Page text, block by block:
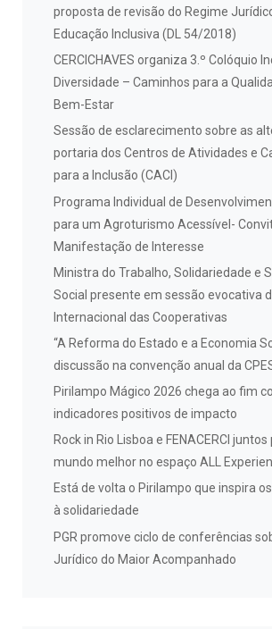
proposta de revisão do Regime
Educação Inclusiva (DL 54/2018)
CERCICHAVES organiza 3.º Colóquio
Diversidade – Caminhos para a
Bem-Estar
Sessão de esclarecimento sobre as
portaria dos Centros de Atividades e
para a Inclusão (CACI)
Programa Individual de
para um Agroturismo Acessível-
Manifestação de Interesse
Ministra do Trabalho, Solidariedade e
Social presente em sessão evocativa
Internacional das Cooperativas
“A Reforma do Estado e a Economia
discussão na convenção anual da
Pirilampo Mágico 2026 chega ao fim
indicadores positivos de impacto
Rock in Rio Lisboa e FENACERCI
mundo melhor no espaço ALL
Está de volta o Pirilampo que inspira
à solidariedade
PGR promove ciclo de conferências
Jurídico do Maior Acompanhado